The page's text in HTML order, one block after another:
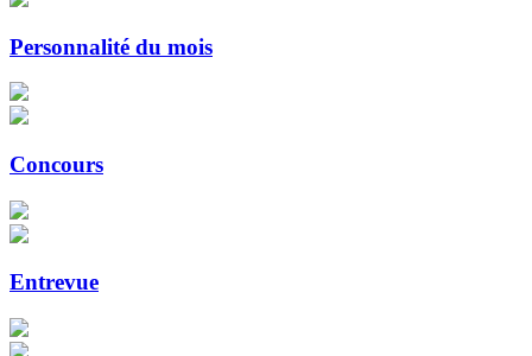
Personnalité du mois
Concours
Entrevue